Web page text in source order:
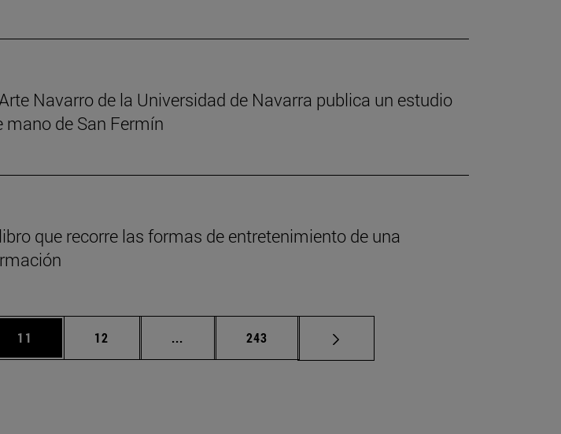
Navarro de la Universidad de Navarra publica un estudio
mano de San Fermín
que recorre las formas de entretenimiento de una
TAB para desplazarse.
Página
11 Página
12 ... Páginas intermedias Use TAB para desplazarse.
Página
243